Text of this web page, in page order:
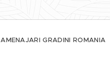
AMENAJARI GRADINI ROMANIA